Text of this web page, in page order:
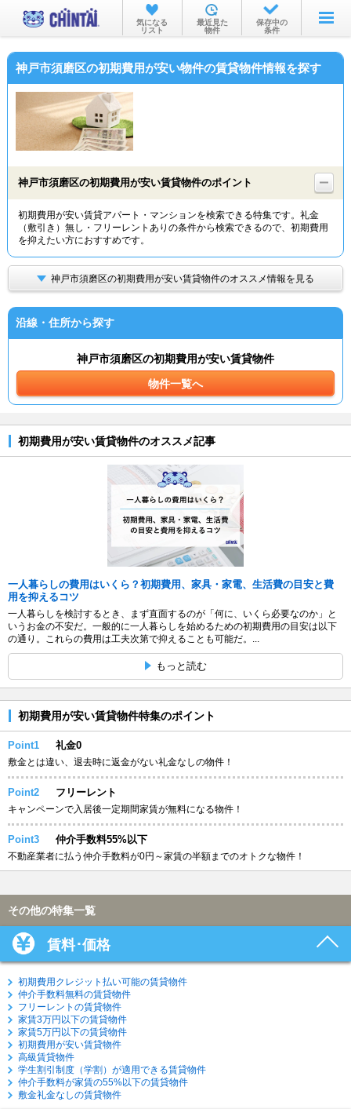
お部屋を探す
沿線・駅から
物件特集から
TOP
気になる
リスト
最近見た
物件
保存中の
条件
神戸市須磨区の初期費用が安い物件の賃貸物件情報を探す
神戸市須磨区の初期費用が安い賃貸物件のポイント
初期費用が安い賃貸アパート・マンションを検索できる特集です。礼金
（敷引き）無し・フリーレントありの条件から検索できるので、初期費用
を抑えたい方におすすめです。
神戸市須磨区の初期費用が安い賃貸物件のオススメ情報を見る
沿線・住所から探す
神戸市須磨区の初期費用が安い賃貸物件
物件一覧へ
初期費用が安い賃貸物件のオススメ記事
一人暮らしの費用はいくら？初期費用、家具・家電、生活費の目安と費
用を抑えるコツ
一人暮らしを検討するとき、まず直面するのが「何に、いくら必要なのか」と
いうお金の不安だ。一般的に一人暮らしを始めるための初期費用の目安は以下
の通り。これらの費用は工夫次第で抑えることも可能だ。...
もっと読む
初期費用が安い賃貸物件特集のポイント
Point1 礼金0
敷金とは違い、退去時に返金がない礼金なしの物件！
Point2 フリーレント
キャンペーンで入居後一定期間家賃が無料になる物件！
Point3 仲介手数料55%以下
不動産業者に払う仲介手数料が0円～家賃の半額までのオトクな物件！
その他の特集一覧
賃料･価格
初期費用クレジット払い可能の賃貸物件
仲介手数料無料の賃貸物件
フリーレントの賃貸物件
家賃3万円以下の賃貸物件
家賃5万円以下の賃貸物件
初期費用が安い賃貸物件
高級賃貸物件
学生割引制度（学割）が適用できる賃貸物件
仲介手数料が家賃の55%以下の賃貸物件
敷金礼金なしの賃貸物件